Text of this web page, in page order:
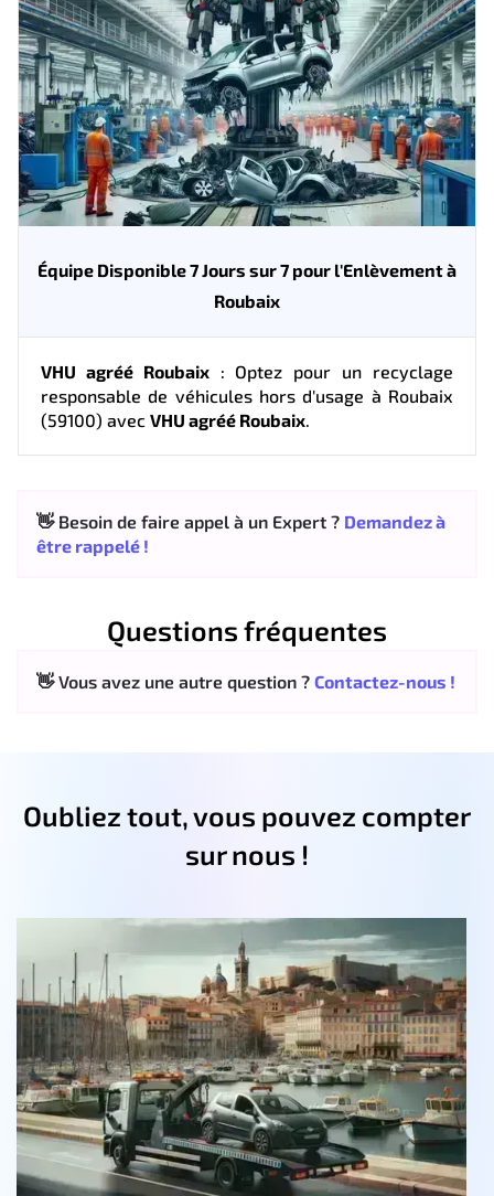
Équipe Disponible 7 Jours sur 7 pour l'Enlèvement à
Roubaix
VHU agréé Roubaix: Optez pour un recyclage
responsable de véhicules hors d'usage à Roubaix
(59100) avec VHU agréé Roubaix.
👋 Besoin de faire appel à un Expert ? Demandez à
être rappelé !
Questions fréquentes
👋 Vous avez une autre question ? Contactez-nous !
Oubliez tout, vous pouvez compter
sur nous !